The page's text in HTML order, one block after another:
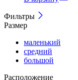
Фильтры
Размер
маленький
средний
большой
Расположение